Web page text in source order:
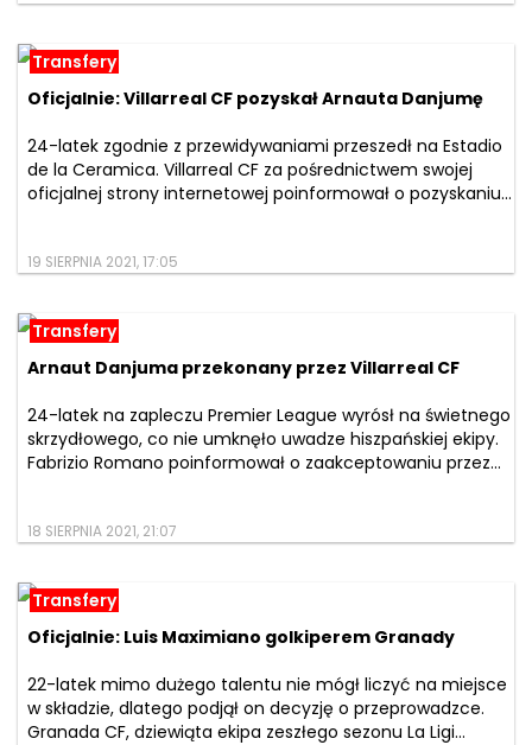
Transfery
Oficjalnie: Villarreal CF pozyskał Arnauta Danjumę
24-latek zgodnie z przewidywaniami przeszedł na Estadio
de la Ceramica. Villarreal CF za pośrednictwem swojej
oficjalnej strony internetowej poinformował o pozyskaniu...
19 SIERPNIA 2021, 17:05
Transfery
Arnaut Danjuma przekonany przez Villarreal CF
24-latek na zapleczu Premier League wyrósł na świetnego
skrzydłowego, co nie umknęło uwadze hiszpańskiej ekipy.
Fabrizio Romano poinformował o zaakceptowaniu przez...
18 SIERPNIA 2021, 21:07
Transfery
Oficjalnie: Luis Maximiano golkiperem Granady
22-latek mimo dużego talentu nie mógł liczyć na miejsce
w składzie, dlatego podjął on decyzję o przeprowadzce.
Granada CF, dziewiąta ekipa zeszłego sezonu La Ligi...